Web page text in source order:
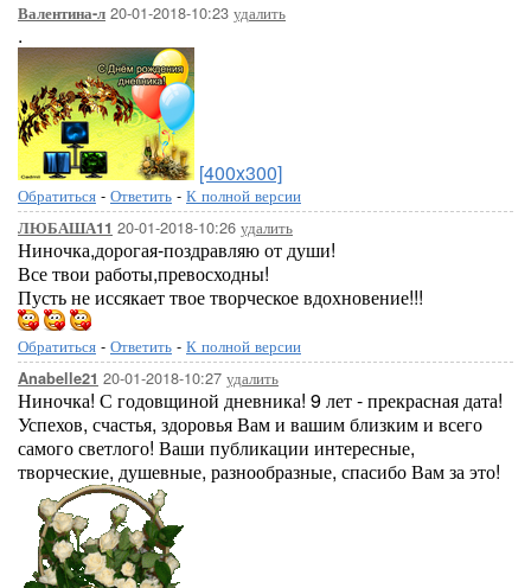
Валентина-л 20-01-2018-10:23 удалить
.
[400x300]
Обратиться - Ответить - К полной версии
ЛЮБАША11 20-01-2018-10:26 удалить
Ниночка,дорогая-поздравляю от души!
Все твои работы,превосходны!
Пусть не иссякает твое творческое вдохновение!!!
Обратиться - Ответить - К полной версии
Anabelle21 20-01-2018-10:27 удалить
Ниночка! С годовщиной дневника! 9 лет - прекрасная дата!
Успехов, счастья, здоровья Вам и вашим близким и всего
самого светлого! Ваши публикации интересные,
творческие, душевные, разнообразные, спасибо Вам за это!